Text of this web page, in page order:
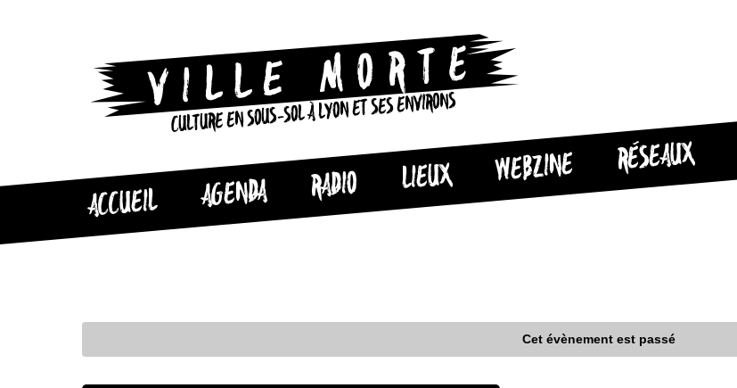
CULTURE EN SOUS-SOL À LYON ET SES ENVIRONS
ACCUEIL AGENDA RADIO LIEUX WEBZINE RÉSEAUX
Cet évènement est passé